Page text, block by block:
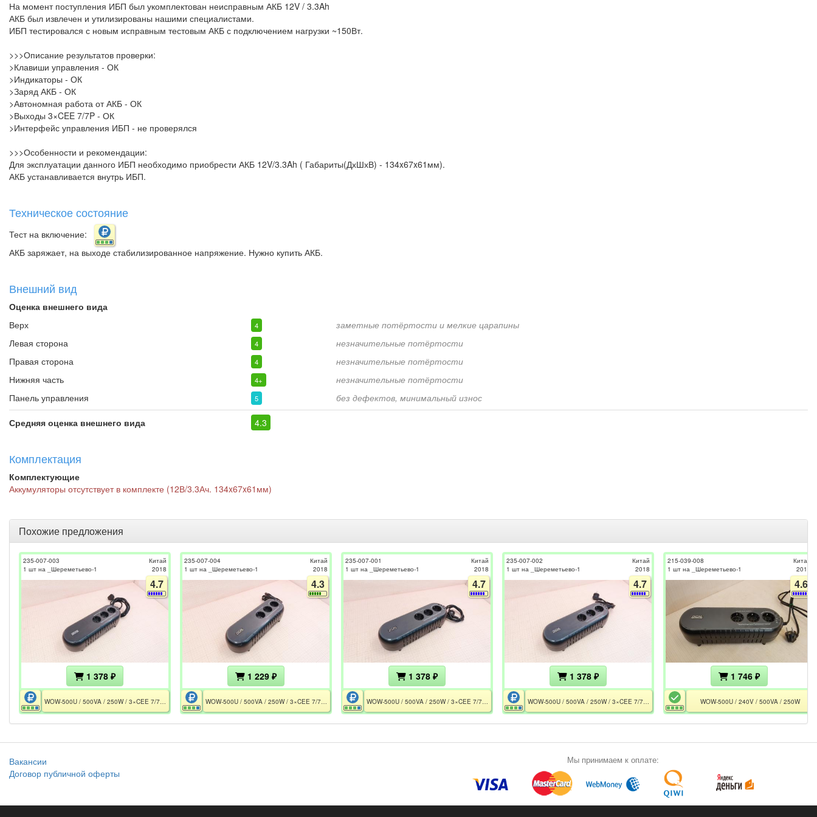
На момент поступления ИБП был укомплектован неисправным АКБ 12V / 3.3Ah
АКБ был извлечен и утилизированы нашими специалистами.
ИБП тестировался с новым исправным тестовым АКБ с подключением нагрузки ~150Вт.
>>>Описание результатов проверки:
>Клавиши управления - ОК
>Индикаторы - ОК
>Заряд АКБ - ОК
>Автономная работа от АКБ - ОК
>Выходы 3×CEE 7/7P - ОК
>Интерфейс управления ИБП - не проверялся
>>>Особенности и рекомендации:
Для эксплуатации данного ИБП необходимо приобрести АКБ 12V/3.3Ah ( Габариты(ДхШхВ) - 134x67x61мм).
АКБ устанавливается внутрь ИБП.
Техническое состояние
Тест на включение:
АКБ заряжает, на выходе стабилизированное напряжение. Нужно купить АКБ.
Внешний вид
Оценка внешнего вида
Верх
4
заметные потёртости и мелкие царапины
Левая сторона
4
незначительные потёртости
Правая сторона
4
незначительные потёртости
Нижняя часть
4+
незначительные потёртости
Панель управления
5 без дефектов, минимальный износ
Средняя оценка внешнего вида 4.3
Комплектация
Комплектующие
Аккумуляторы отсутствует в комплекте (12В/3.3Ач. 134x67x61мм)
Похожие предложения
235-007-003
1 шт на _Шереметьево-1
Китай
2018
4.7
1 378 ₽
WOW-500U / 500VA / 250W / 3×CEE 7/7P / 1×АКБ 12V 3.3Ah / Без АКБ
235-007-004
1 шт на _Шереметьево-1
Китай
2018
4.3
1 229 ₽
WOW-500U / 500VA / 250W / 3×CEE 7/7P / 1×АКБ 12V 3.3Ah / Без АКБ
235-007-001
1 шт на _Шереметьево-1
Китай
2018
4.7
1 378 ₽
WOW-500U / 500VA / 250W / 3×CEE 7/7P / 1×АКБ 12V 3.3Ah / Без АКБ
235-007-002
1 шт на _Шереметьево-1
Китай
2018
4.7
1 378 ₽
WOW-500U / 500VA / 250W / 3×CEE 7/7P / 1×АКБ 12V 3.3Ah / Без АКБ
215-039-008
1 шт на _Шереметьево-1
Китай
2017
4.6
1 746 ₽
WOW-500U / 240V / 500VA / 250W
Вакансии
Договор публичной оферты
Мы принимаем к оплате: